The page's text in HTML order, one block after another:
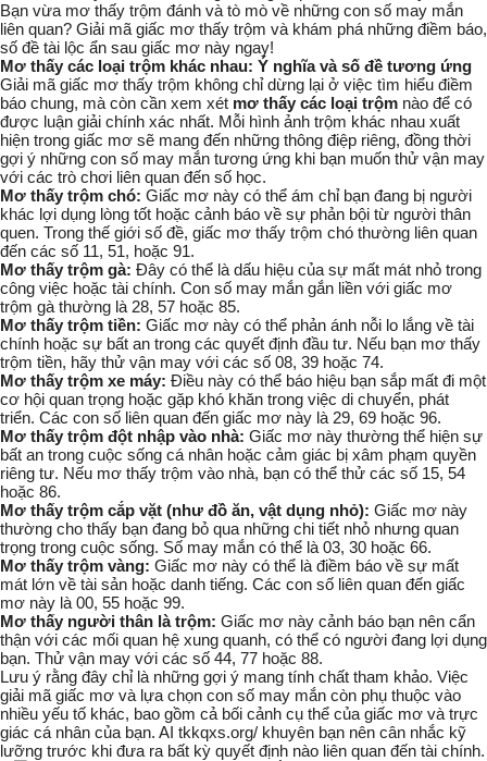
Bạn vừa mơ thấy trộm đánh và tò mò về những con số may mắn
liên quan? Giải mã giấc mơ thấy trộm và khám phá những điềm báo,
số đề tài lộc ẩn sau giấc mơ này ngay!
Mơ thấy các loại trộm khác nhau: Ý nghĩa và số đề tương ứng
Giải mã giấc mơ thấy trộm không chỉ dừng lại ở việc tìm hiểu điềm
báo chung, mà còn cần xem xét mơ thấy các loại trộm nào để có
được luận giải chính xác nhất. Mỗi hình ảnh trộm khác nhau xuất
hiện trong giấc mơ sẽ mang đến những thông điệp riêng, đồng thời
gợi ý những con số may mắn tương ứng khi bạn muốn thử vận may
với các trò chơi liên quan đến số học.
Mơ thấy trộm chó: Giấc mơ này có thể ám chỉ bạn đang bị người
khác lợi dụng lòng tốt hoặc cảnh báo về sự phản bội từ người thân
quen. Trong thế giới số đề, giấc mơ thấy trộm chó thường liên quan
đến các số 11, 51, hoặc 91.
Mơ thấy trộm gà: Đây có thể là dấu hiệu của sự mất mát nhỏ trong
công việc hoặc tài chính. Con số may mắn gắn liền với giấc mơ
trộm gà thường là 28, 57 hoặc 85.
Mơ thấy trộm tiền: Giấc mơ này có thể phản ánh nỗi lo lắng về tài
chính hoặc sự bất an trong các quyết định đầu tư. Nếu bạn mơ thấy
trộm tiền, hãy thử vận may với các số 08, 39 hoặc 74.
Mơ thấy trộm xe máy: Điều này có thể báo hiệu bạn sắp mất đi một
cơ hội quan trọng hoặc gặp khó khăn trong việc di chuyển, phát
triển. Các con số liên quan đến giấc mơ này là 29, 69 hoặc 96.
Mơ thấy trộm đột nhập vào nhà: Giấc mơ này thường thể hiện sự
bất an trong cuộc sống cá nhân hoặc cảm giác bị xâm phạm quyền
riêng tư. Nếu mơ thấy trộm vào nhà, bạn có thể thử các số 15, 54
hoặc 86.
Mơ thấy trộm cắp vặt (như đồ ăn, vật dụng nhỏ): Giấc mơ này
thường cho thấy bạn đang bỏ qua những chi tiết nhỏ nhưng quan
trọng trong cuộc sống. Số may mắn có thể là 03, 30 hoặc 66.
Mơ thấy trộm vàng: Giấc mơ này có thể là điềm báo về sự mất
mát lớn về tài sản hoặc danh tiếng. Các con số liên quan đến giấc
mơ này là 00, 55 hoặc 99.
Mơ thấy người thân là trộm: Giấc mơ này cảnh báo bạn nên cẩn
thận với các mối quan hệ xung quanh, có thể có người đang lợi dụng
bạn. Thử vận may với các số 44, 77 hoặc 88.
Lưu ý rằng đây chỉ là những gợi ý mang tính chất tham khảo. Việc
giải mã giấc mơ và lựa chọn con số may mắn còn phụ thuộc vào
nhiều yếu tố khác, bao gồm cả bối cảnh cụ thể của giấc mơ và trực
giác cá nhân của bạn. AI tkkqxs.org/ khuyên bạn nên cân nhắc kỹ
lưỡng trước khi đưa ra bất kỳ quyết định nào liên quan đến tài chính.